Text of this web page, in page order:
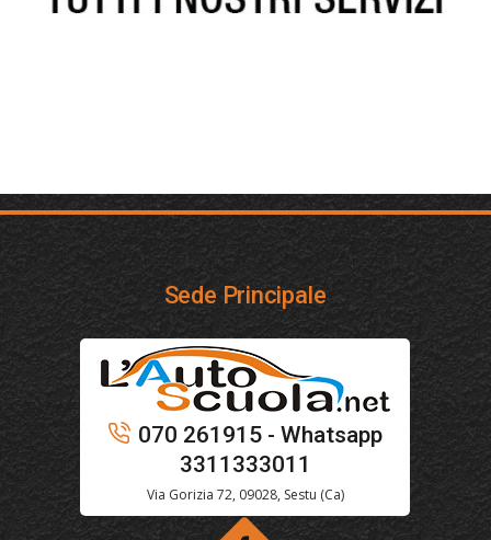
Sede Principale
070 261915 - Whatsapp
3311333011
Via Gorizia 72, 09028, Sestu (Ca)